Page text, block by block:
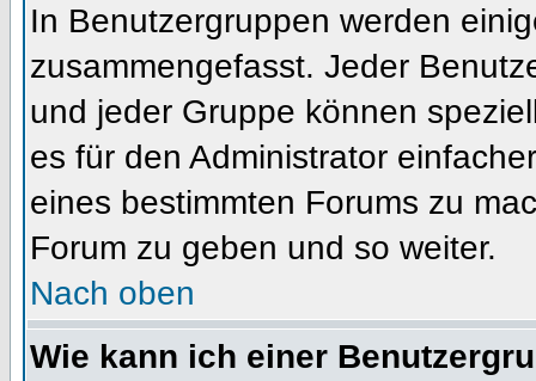
In Benutzergruppen werden
zusammengefasst. Jeder
und jeder Gruppe können
es für den Administrator
eines bestimmten Forums zu
Forum zu geben und so weiter.
Nach oben
Wie kann ich einer